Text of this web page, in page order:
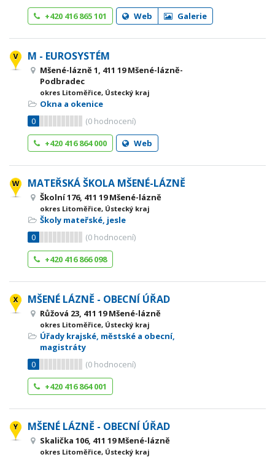
+420 416 865 101
Web Galerie
M - EUROSYSTÉM
Mšené-lázně 1, 411 19 Mšené-lázně-
Podbradec
okres Litoměřice, Ústecký kraj
Okna a okenice
0
(0 hodnocení)
+420 416 864 000
Web
MATEŘSKÁ ŠKOLA MŠENÉ-LÁZNĚ
Školní 176, 411 19 Mšené-lázně
okres Litoměřice, Ústecký kraj
Školy mateřské, jesle
0
(0 hodnocení)
+420 416 866 098
MŠENÉ LÁZNĚ - OBECNÍ ÚŘAD
Růžová 23, 411 19 Mšené-lázně
okres Litoměřice, Ústecký kraj
Úřady krajské, městské a obecní,
magistráty
0
(0 hodnocení)
+420 416 864 001
MŠENÉ LÁZNĚ - OBECNÍ ÚŘAD
Skalička 106, 411 19 Mšené-lázně
okres Litoměřice, Ústecký kraj